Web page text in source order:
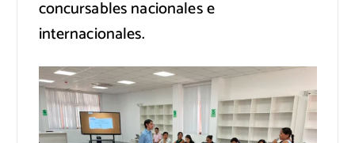
concursables nacionales e
internacionales.